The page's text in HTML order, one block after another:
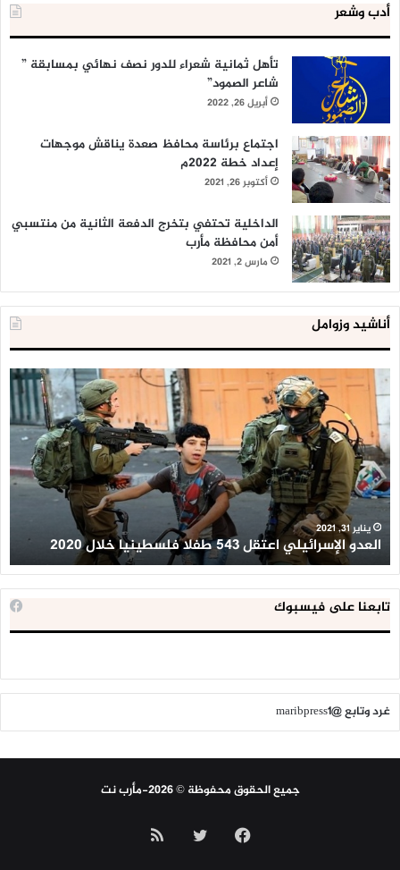
أدب وشعر
تأهل ثمانية شعراء للدور نصف نهائي بمسابقة ”
شاعر الصمود”
أبريل 26, 2022
اجتماع برئاسة محافظ صعدة يناقش موجهات
إعداد خطة 2022م
أكتوبر 26, 2021
الداخلية تحتفي بتخرج الدفعة الثانية من منتسبي
أمن محافظة مأرب
مارس 2, 2021
أناشيد وزوامل
العدو
الإسرائيلي
اعتقل
543
طفلا
فلسطينيا
خلال
2020
يناير 31, 2021
العدو الإسرائيلي اعتقل 543 طفلا فلسطينيا خلال 2020
تابعنا على فيسبوك
غرد وتابع @maribpress1
جميع الحقوق محفوظة © 2026-مأرب نت
فيسبوك تويتر ملخص